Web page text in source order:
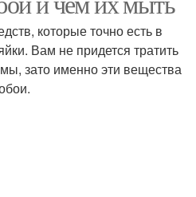
которые точно есть в
Вам не придется тратить
зато именно эти вещества